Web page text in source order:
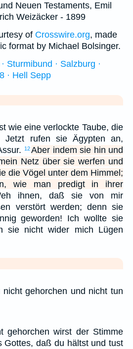
Neuen Testaments, Emil
Weizäcker - 1899
of Crosswire.org, made
format by Michael Bolsinger.
Sturmibund · Salzburg ·
· Hell Sepp
wie eine verlockte Taube, die
Jetzt rufen sie Ägypten an,
12Aber indem sie hin und
Netz über sie werfen und
die Vögel unter dem Himmel;
wie man predigt in ihrer
ihnen, daß sie von mir
verstört werden; denn sie
geworden! Ich wollte sie
sie nicht wider mich Lügen
gehorchen und nicht tun
gehorchen wirst der Stimme
Gottes, daß du hältst und tust